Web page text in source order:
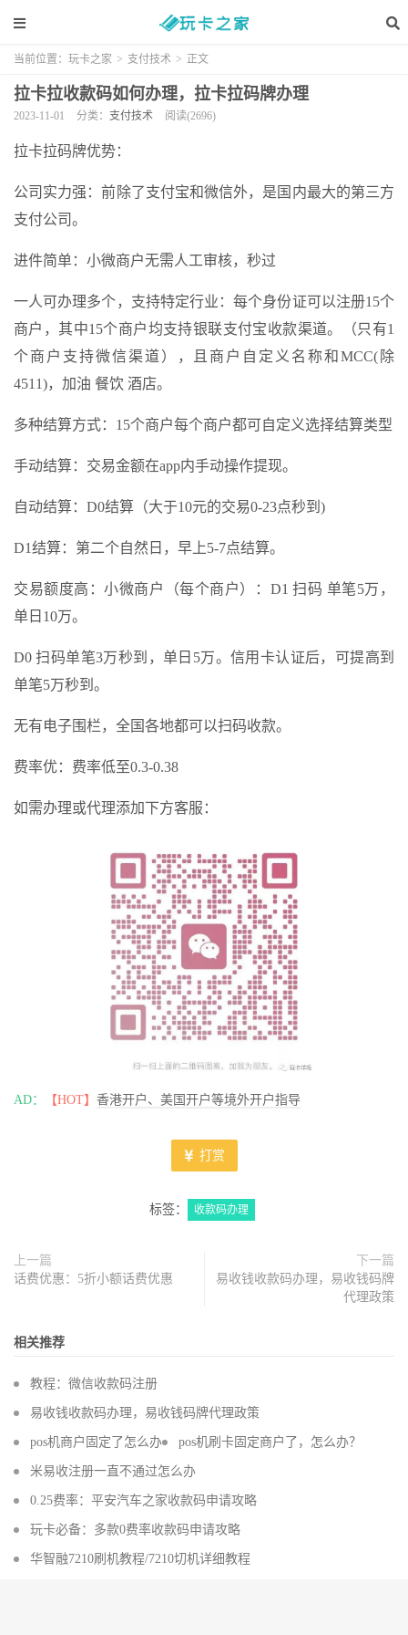
当前位置： 玩卡之家 > 支付技术 > 正文
拉卡拉收款码如何办理，拉卡拉码牌办理
2023-11-01 分类： 支付技术 阅读(2696)
拉卡拉码牌优势：
公司实力强：前除了支付宝和微信外，是国内最大的第三方
支付公司。
进件简单：小微商户无需人工审核，秒过
一人可办理多个，支持特定行业：每个身份证可以注册15个
商户，其中15个商户均支持银联支付宝收款渠道。（只有1
个商户支持微信渠道），且商户自定义名称和MCC(除
4511)，加油 餐饮 酒店。
多种结算方式：15个商户每个商户都可自定义选择结算类型
手动结算：交易金额在app内手动操作提现。
自动结算：D0结算（大于10元的交易0-23点秒到)
D1结算：第二个自然日，早上5-7点结算。
交易额度高：小微商户（每个商户）：D1 扫码 单笔5万，
单日10万。
D0 扫码单笔3万秒到，单日5万。信用卡认证后，可提高到
单笔5万秒到。
无有电子围栏，全国各地都可以扫码收款。
费率优：费率低至0.3-0.38
如需办理或代理添加下方客服：
AD： 【HOT】 香港开户、美国开户等境外开户指导
打赏
标签： 收款码办理
上一篇
话费优惠：5折小额话费优惠
下一篇
易收钱收款码办理，易收钱码牌
代理政策
相关推荐
教程：微信收款码注册
易收钱收款码办理，易收钱码牌代理政策
pos机商户固定了怎么办 pos机刷卡固定商户了，怎么办？
米易收注册一直不通过怎么办
0.25费率：平安汽车之家收款码申请攻略
玩卡必备：多款0费率收款码申请攻略
华智融7210刷机教程/7210切机详细教程